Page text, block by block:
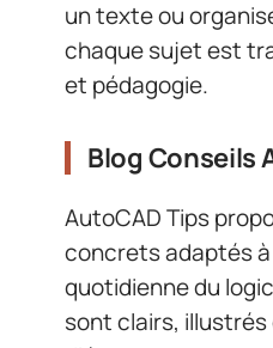
un texte ou
chaque sujet est
et pédagogie.
Blog Conseils
AutoCAD Tips
concrets adaptés
quotidienne du
sont clairs,